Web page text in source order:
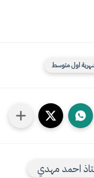
اول متوسط
احمد مهدي